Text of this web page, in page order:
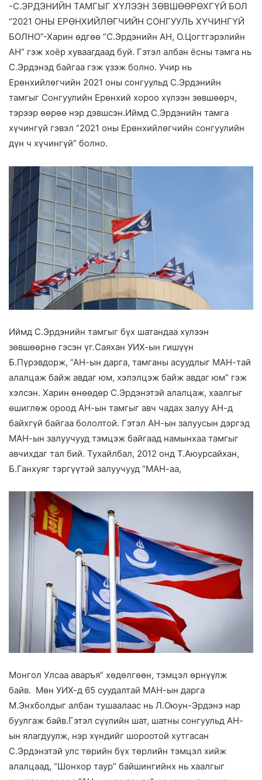
-С.ЭРДЭНИЙН ТАМГЫГ ХҮЛЭЭН ЗӨВШӨӨРӨХГҮЙ БОЛ
“2021 ОНЫ ЕРӨНХИЙЛӨГЧИЙН СОНГУУЛЬ ХҮЧИНГҮЙ
БОЛНО”-Харин өдгөө “С.Эрдэнийн АН, О.Цогтгэрэлийн
АН” гэж хоёр хуваагдаад буй. Гэтэл албан ёсны тамга нь
С.Эрдэнэд байгаа гэж үзэж болно. Учир нь
Ерөнхийлөгчийн 2021 оны сонгуульд С.Эрдэнийн
тамгыг Сонгуулийн Ерөнхий хороо хүлээн зөвшөөрч,
тэрээр өөрөө нэр дэвшсэн.Иймд С.Эрдэнийн тамга
хүчингүй гэвэл “2021 оны Ерөнхийлөгчийн сонгуулийн
дүн ч хүчингүй” болно.
Иймд С.Эрдэнийн тамгыг бүх шатандаа хүлээн
зөвшөөрнө гэсэн үг.Саяхан УИХ-ын гишүүн
Б.Пүрэвдорж, “АН-ын дарга, тамганы асуудлыг МАН-тай
алалцаж байж авдаг юм, хэлэлцэж байж авдаг юм” гэж
хэлсэн. Харин өнөөдөр С.Эрдэнэтэй алалцаж, хаалгыг
өшиглөж ороод АН-ын тамгыг авч чадах залуу АН-д
байхгүй байгаа бололтой. Гэтэл АН-ын залуусын дэргэд
МАН-ын залуучууд тэмцэж байгаад намынхаа тамгыг
авчихдаг тал бий. Тухайлбал, 2012 онд Т.Аюурсайхан,
Б.Ганхуяг тэргүүтэй залуучууд “МАН-аа,
Монгол Улсаа аваръя” хөдөлгөөн, тэмцэл өрнүүлж
байв. Мөн УИХ-д 65 суудалтай МАН-ын дарга
М.Энхболдыг албан тушаалаас нь Л.Оюун-Эрдэнэ нар
буулгаж байв.Гэтэл сүүлийн шат, шатны сонгуульд АН-
ын ялагдуулж, нэр хүндийг шороотой хутгасан
С.Эрдэнэтэй улс төрийн бүх төрлийн тэмцэл хийж
алалцаад, “Шонхор таур” байшингийнх нь хаалгыг